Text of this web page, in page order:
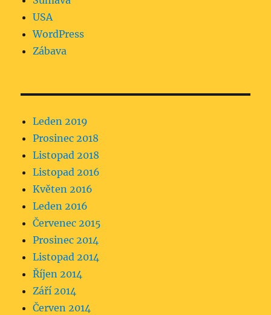
USA
WordPress
Zábava
Leden 2019
Prosinec 2018
Listopad 2018
Listopad 2016
Květen 2016
Leden 2016
Červenec 2015
Prosinec 2014
Listopad 2014
Říjen 2014
Září 2014
Červen 2014